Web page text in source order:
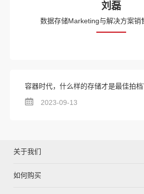
刘磊
数据存储Marketing与解决方案销
容器时代，什么样的存储才是最佳拍档
2023-09-13
关于我们
如何购买